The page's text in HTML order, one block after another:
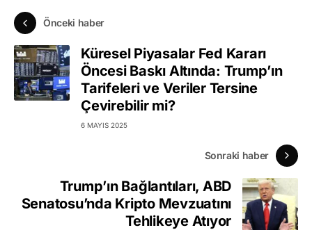
Önceki haber
Küresel Piyasalar Fed Kararı
Öncesi Baskı Altında: Trump’ın
Tarifeleri ve Veriler Tersine
Çevirebilir mi?
6 MAYIS 2025
Sonraki haber
Trump’ın Bağlantıları, ABD
Senatosu’nda Kripto Mevzuatını
Tehlikeye Atıyor